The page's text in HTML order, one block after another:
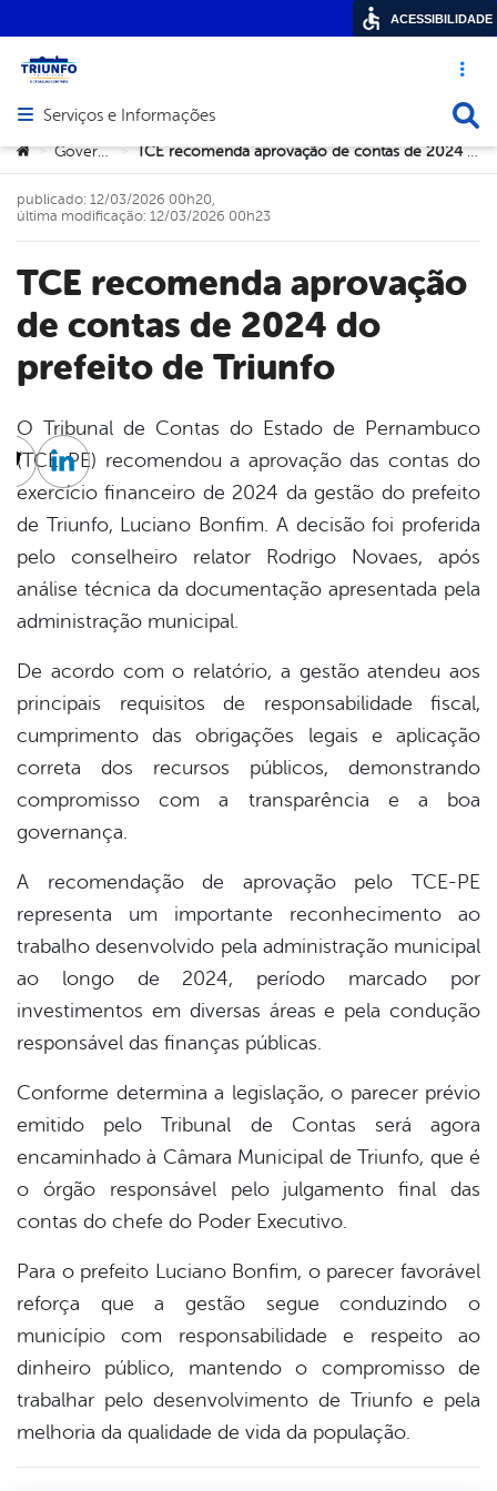
Acesso
Abrir menu principal de navegação
Serviços e Informações
Você está aqui:
> Governo > TCE recomenda aprovação de contas de 2024 do prefeito de Triunfo
TCE recomenda aprovação
de contas de 2024 do
prefeito de Triunfo
publicado: 12/03/2026 00h20,
última modificação: 12/03/2026 00h23
O Tribunal de Contas do Estado de Pernambuco
(TCE-PE) recomendou a aprovação das contas do
exercício financeiro de 2024 da gestão do prefeito
de Triunfo, Luciano Bonfim. A decisão foi proferida
pelo conselheiro relator Rodrigo Novaes, após
análise técnica da documentação apresentada pela
administração municipal.
De acordo com o relatório, a gestão atendeu aos
principais requisitos de responsabilidade fiscal,
cumprimento das obrigações legais e aplicação
correta dos recursos públicos, demonstrando
compromisso com a transparência e a boa
governança.
A recomendação de aprovação pelo TCE-PE
representa um importante reconhecimento ao
trabalho desenvolvido pela administração municipal
ao longo de 2024, período marcado por
investimentos em diversas áreas e pela condução
responsável das finanças públicas.
Conforme determina a legislação, o parecer prévio
emitido pelo Tribunal de Contas será agora
encaminhado à Câmara Municipal de Triunfo, que é
o órgão responsável pelo julgamento final das
contas do chefe do Poder Executivo.
Para o prefeito Luciano Bonfim, o parecer favorável
reforça que a gestão segue conduzindo o
município com responsabilidade e respeito ao
dinheiro público, mantendo o compromisso de
trabalhar pelo desenvolvimento de Triunfo e pela
melhoria da qualidade de vida da população.
Twitter
Linkedin
ACESSIBILIDADE